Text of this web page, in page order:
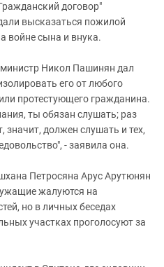
договор"
высказаться пожилой
войне сына и внука.
Никол Пашинян дал
его от любого
протестующего гражданина.
ты обязан слушать; раз
значит, должен слушать и тех,
- заявила она.
Петросяна Арус Арутюнян
жалуются на
но в личных беседах
участках проголосуют за